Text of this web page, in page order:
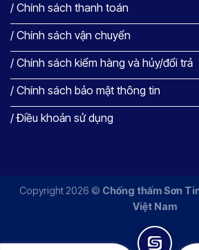
/ Chính sách thanh toán
/ Chính sách vận chuyển
/ Chính sách kiểm hàng và hủy/đổi trả
/ Chính sách bảo mật thông tin
/ Điều khoản sử dụng
Copyright 2026 © Chống thấm Sơn
Việt Nam